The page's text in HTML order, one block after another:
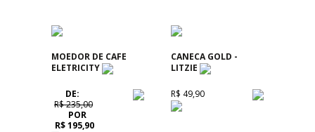
MOEDOR DE CAFE
ELETRICITY
DE:
R$ 235,00
POR
R$ 195,90
CANECA GOLD -
LITZIE
R$ 49,90